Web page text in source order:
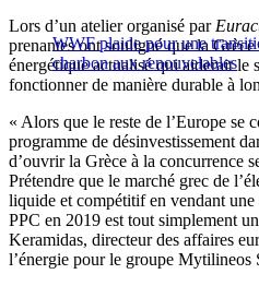
WWF plaide pour une
charbon aux renouvelables
Lors d’un atelier organisé par
prenantes ont souligné que la
énergétique actualisé qui aiderait le
fonctionner de manière durable à
« Alors que le reste de l’Europe se
programme de désinvestissement
d’ouvrir la Grèce à la concurrence
Prétendre que le marché grec de
liquide et compétitif en vendant
PPC en 2019 est tout simplement
Keramidas, directeur des affaires
l’énergie pour le groupe Mytilineos